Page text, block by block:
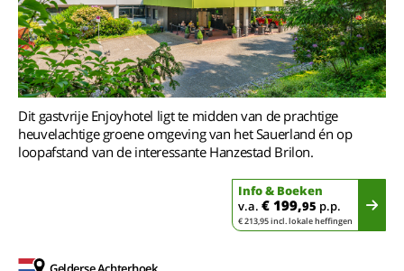
Dit gastvrije Enjoyhotel ligt te midden van de prachtige
heuvelachtige groene omgeving van het Sauerland én op
loopafstand van de interessante Hanzestad Brilon.
Info & Boeken
v.a. € 199,95 p.p.
€ 213,95 incl. lokale heffingen